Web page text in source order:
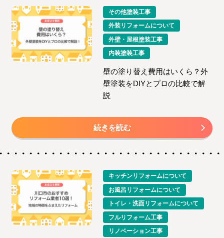
その他塗装工事
外装リフォームについて
外壁・屋根塗装工事
内装塗装工事
壁の塗り替え費用はいくら？外
壁塗装をDIYとプロの比較で解
説
続きを読む
キッチンリフォームについて
お風呂リフォームについて
トイレ・洗面リフォームについて
フルリフォーム工事
リノベーション工事